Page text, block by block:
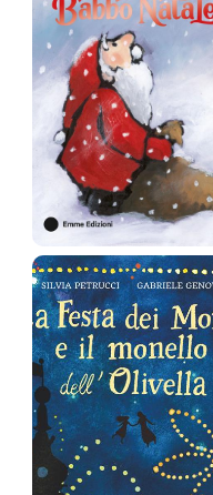
Jacob Martin Strid
Prezzo:39,9 €
Il Piccolo Babbo
Natale …
A. Stohner, H. Wilson
Prezzo:13,9 €